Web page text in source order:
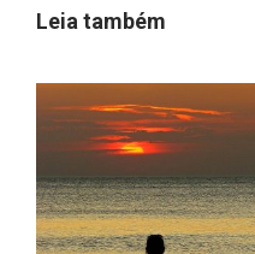
Leia também